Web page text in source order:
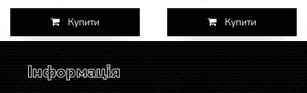
Купити Купити
Інформація